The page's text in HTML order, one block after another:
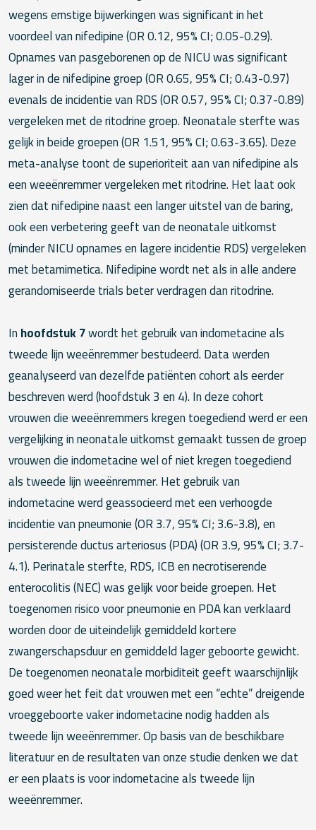
wegens ernstige bijwerkingen was significant in het
voordeel van nifedipine (OR 0.12, 95% CI; 0.05-0.29).
Opnames van pasgeborenen op de NICU was significant
lager in de nifedipine groep (OR 0.65, 95% CI; 0.43-0.97)
evenals de incidentie van RDS (OR 0.57, 95% CI; 0.37-0.89)
vergeleken met de ritodrine groep. Neonatale sterfte was
gelijk in beide groepen (OR 1.51, 95% CI; 0.63-3.65). Deze
meta-analyse toont de superioriteit aan van nifedipine als
een weeënremmer vergeleken met ritodrine. Het laat ook
zien dat nifedipine naast een langer uitstel van de baring,
ook een verbetering geeft van de neonatale uitkomst
(minder NICU opnames en lagere incidentie RDS) vergeleken
met betamimetica. Nifedipine wordt net als in alle andere
gerandomiseerde trials beter verdragen dan ritodrine.
Inhoofdstuk 7wordt het gebruik van indometacine als
tweede lijn weeënremmer bestudeerd. Data werden
geanalyseerd van dezelfde patiënten cohort als eerder
beschreven werd (hoofdstuk 3 en 4). In deze cohort
vrouwen die weeënremmers kregen toegediend werd er een
vergelijking in neonatale uitkomst gemaakt tussen de groep
vrouwen die indometacine wel of niet kregen toegediend
als tweede lijn weeënremmer. Het gebruik van
indometacine werd geassocieerd met een verhoogde
incidentie van pneumonie (OR 3.7, 95% CI; 3.6-3.8), en
persisterende ductus arteriosus (PDA) (OR 3.9, 95% CI; 3.7-
4.1). Perinatale sterfte, RDS, ICB en necrotiserende
enterocolitis (NEC) was gelijk voor beide groepen. Het
toegenomen risico voor pneumonie en PDA kan verklaard
worden door de uiteindelijk gemiddeld kortere
zwangerschapsduur en gemiddeld lager geboorte gewicht.
De toegenomen neonatale morbiditeit geeft waarschijnlijk
goed weer het feit dat vrouwen met een “echte” dreigende
vroeggeboorte vaker indometacine nodig hadden als
tweede lijn weeënremmer. Op basis van de beschikbare
literatuur en de resultaten van onze studie denken we dat
er een plaats is voor indometacine als tweede lijn
weeënremmer.